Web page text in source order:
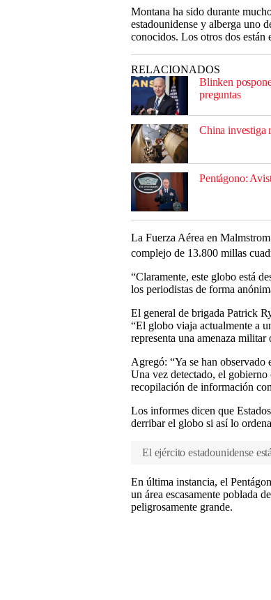
Montana ha sido durante
estadounidense y alberga uno
conocidos. Los otros dos
RELACIONADOS
Blinken
preguntas
China investiga
Pentágono:
La Fuerza Aérea en
complejo de 13.800 millas
“Claramente, este globo está
los periodistas de forma
El general de brigada Patrick
“El globo viaja actualmente a
representa una amenaza militar
Agregó: “Ya se han observado
Una vez detectado, el gobierno
recopilación de información
Los informes dicen que
derribar el globo si así lo
El ejército estadounidense
En última instancia, el
un área escasamente poblada
peligrosamente grande.